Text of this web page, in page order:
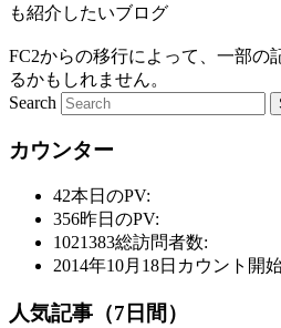
も紹介したいブログ
FC2からの移行によって、一部の
るかもしれません。
Search
カウンター
42本日のPV:
356昨日のPV:
1021383総訪問者数:
2014年10月18日 カウント開
人気記事（7日間）